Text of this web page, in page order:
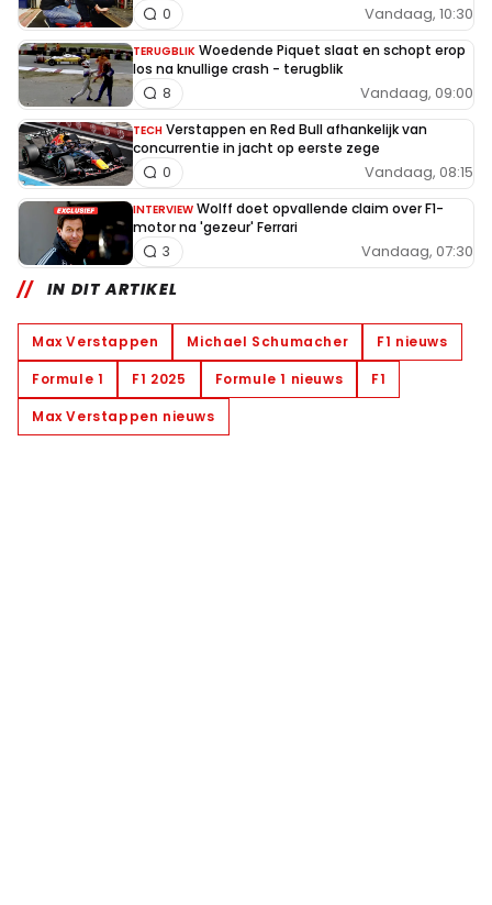
Vandaag, 10:30
0
TERUGBLIK Woedende Piquet slaat en schopt erop
los na knullige crash - terugblik
Vandaag, 09:00
8
TECH Verstappen en Red Bull afhankelijk van
concurrentie in jacht op eerste zege
Vandaag, 08:15
0
INTERVIEW Wolff doet opvallende claim over F1-
motor na 'gezeur' Ferrari
Vandaag, 07:30
3
IN DIT ARTIKEL
Max Verstappen Michael Schumacher
F1 nieuws
Formule 1
F1 2025 Formule 1 nieuws
F1
Max Verstappen nieuws